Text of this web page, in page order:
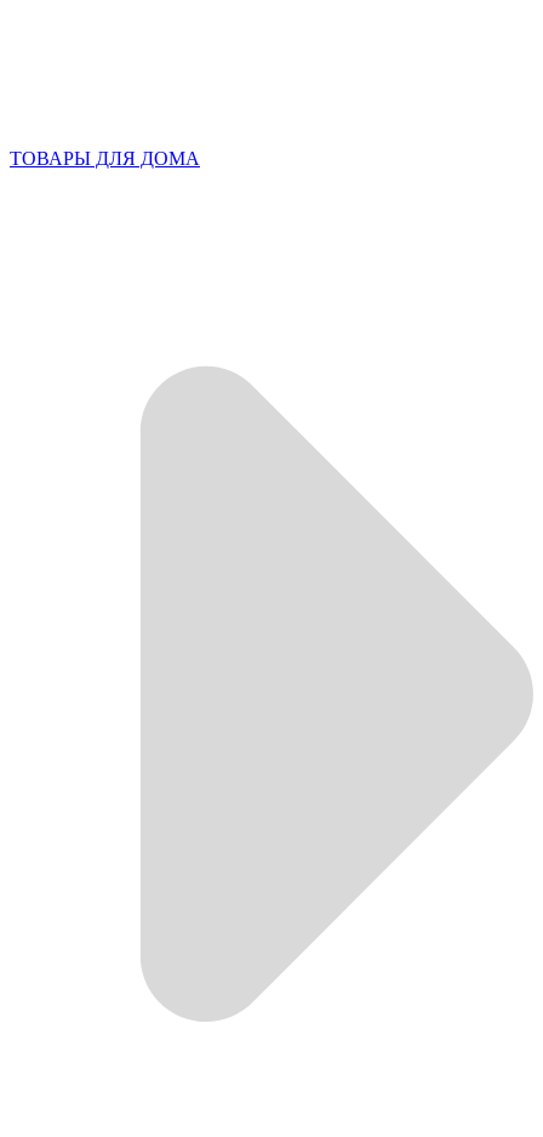
ТОВАРЫ ДЛЯ ДОМА